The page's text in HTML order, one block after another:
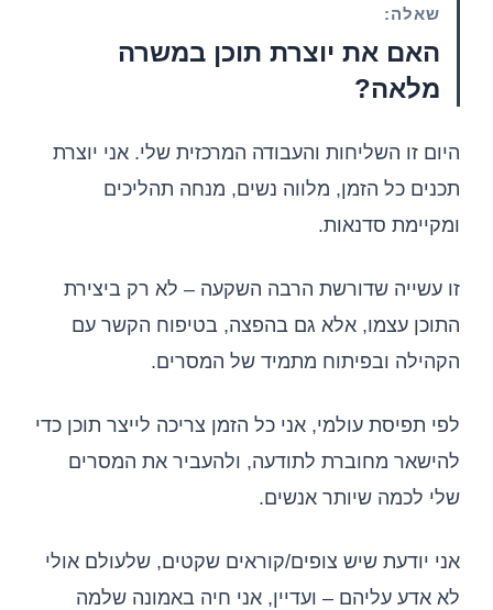
שאלה:
האם את יוצרת תוכן במשרה
מלאה?
היום זו השליחות והעבודה המרכזית שלי. אני יוצרת
תכנים כל הזמן, מלווה נשים, מנחה תהליכים
ומקיימת סדנאות.
זו עשייה שדורשת הרבה השקעה – לא רק ביצירת
התוכן עצמו, אלא גם בהפצה, בטיפוח הקשר עם
הקהילה ובפיתוח מתמיד של המסרים.
לפי תפיסת עולמי, אני כל הזמן צריכה לייצר תוכן כדי
להישאר מחוברת לתודעה, ולהעביר את המסרים
שלי לכמה שיותר אנשים.
אני יודעת שיש צופים/קוראים שקטים, שלעולם אולי
לא אדע עליהם – ועדיין, אני חיה באמונה שלמה